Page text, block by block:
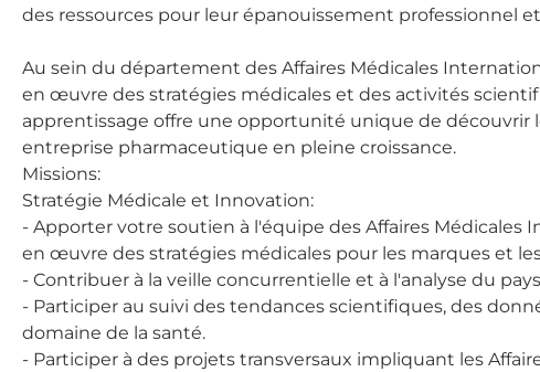
des ressources pour leur épanouissement professionnel
Au sein du département des Affaires Médicales
en œuvre des stratégies médicales et des activités
apprentissage offre une opportunité unique de découvrir
entreprise pharmaceutique en pleine croissance.
Missions:
Stratégie Médicale et Innovation:
- Apporter votre soutien à l'équipe des Affaires
en œuvre des stratégies médicales pour les marques et
- Contribuer à la veille concurrentielle et à l'analyse du
- Participer au suivi des tendances scientifiques, des
domaine de la santé.
- Participer à des projets transversaux impliquant les